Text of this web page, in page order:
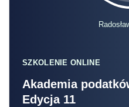
SZKOLENIE ONLINE
Akademia
Edycja 11